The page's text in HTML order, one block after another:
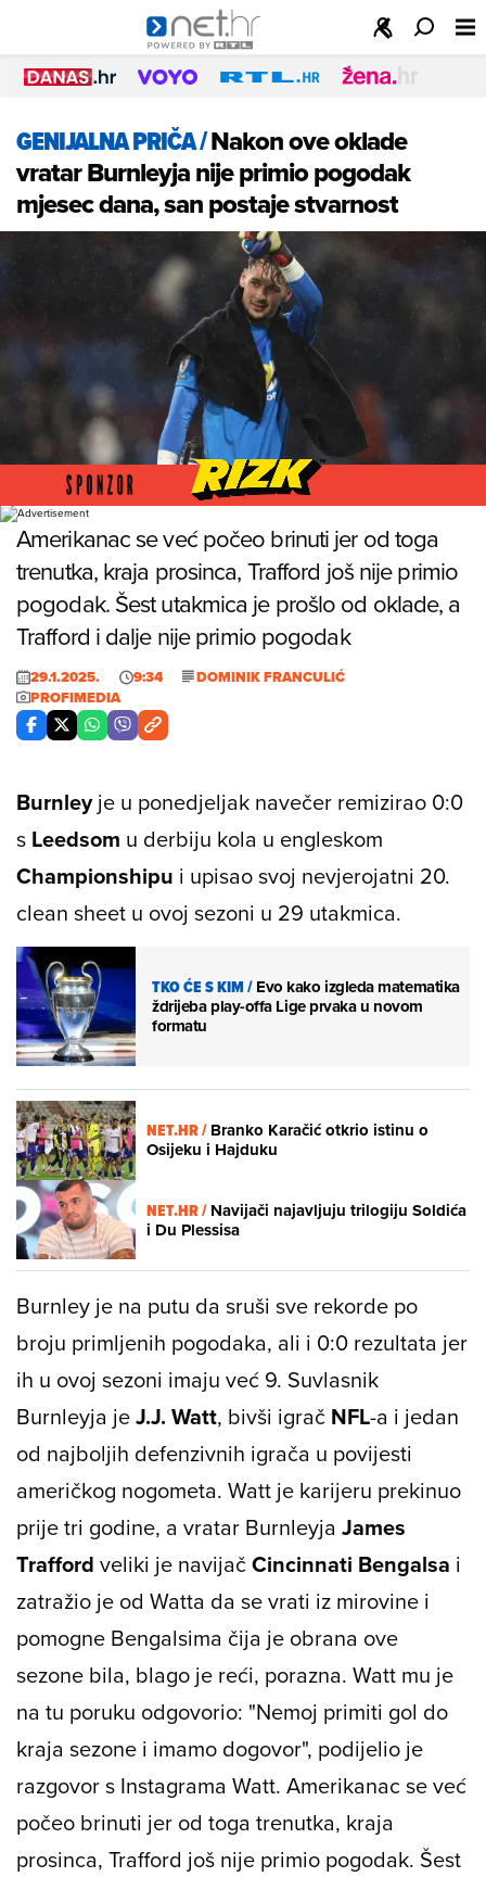
GENIJALNA PRIČA/Nakon ove oklade
vratar Burnleyja nije primio pogodak
mjesec dana, san postaje stvarnost
Foto: Profimedia
Amerikanac se već počeo brinuti jer od toga
trenutka, kraja prosinca, Trafford još nije primio
pogodak. Šest utakmica je prošlo od oklade, a
Trafford i dalje nije primio pogodak
29.1.2025. 9:34
DOMINIK FRANCULIĆ
PROFIMEDIA
Burnleyje u ponedjeljak navečer remizirao 0:0
s Leedsom u derbiju kola u engleskom
Championshipu i upisao svoj nevjerojatni 20.
clean sheet u ovoj sezoni u 29 utakmica.
TKO ĆE S KIM/Evo kako izgleda matematika
ždrijeba play-offa Lige prvaka u novom
formatu
NET.HR /Branko Karačić otkrio istinu o
Osijeku i Hajduku
NET.HR /Navijači najavljuju trilogiju Soldića
i Du Plessisa
Burnley je na putu da sruši sve rekorde po
broju primljenih pogodaka, ali i 0:0 rezultata jer
ih u ovoj sezoni imaju već 9. Suvlasnik
Burnleyja jeJ.J. Watt, bivši igrač NFL-a i jedan
od najboljih defenzivnih igrača u povijesti
američkog nogometa. Watt je karijeru prekinuo
prije tri godine, a vratar Burnleyja James
Trafford veliki je navijač Cincinnati Bengalsa i
zatražio je od Watta da se vrati iz mirovine i
pomogne Bengalsima čija je obrana ove
sezone bila, blago je reći, porazna. Watt mu je
na tu poruku odgovorio: "Nemoj primiti gol do
kraja sezone i imamo dogovor", podijelio je
razgovor s Instagrama Watt. Amerikanac se već
počeo brinuti jer od toga trenutka, kraja
prosinca, Trafford još nije primio pogodak. Šest